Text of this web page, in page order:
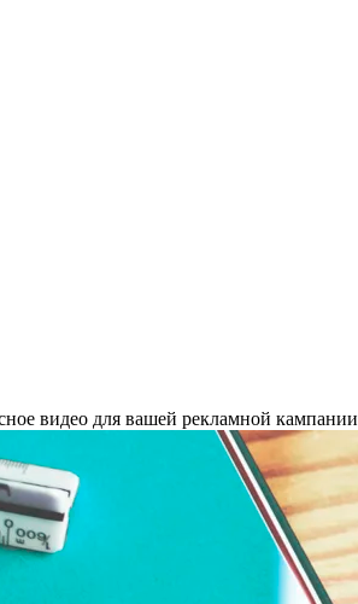
видео для вашей рекламной кампании